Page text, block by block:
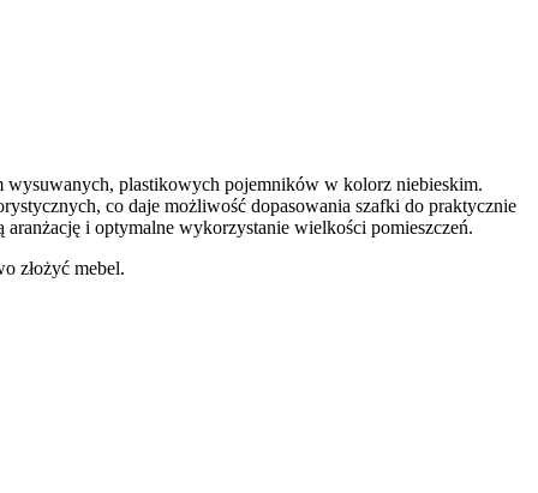
wysuwanych, plastikowych pojemników w kolorz niebieskim.
co daje możliwość dopasowania szafki do praktycznie
i optymalne wykorzystanie wielkości pomieszczeń.
złożyć mebel.